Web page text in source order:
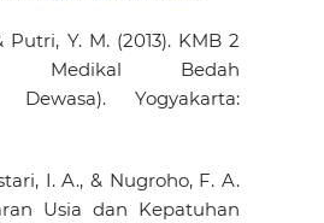
Putri, Y. M. (2013). KMB 2
Medikal Bedah
Dewasa). Yogyakarta:
I. A., & Nugroho, F. A.
Usia dan Kepatuhan